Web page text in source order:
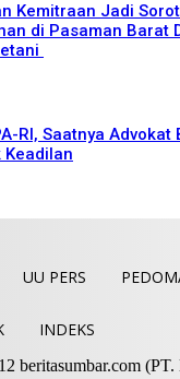
Kemitraan Jadi
di Pasaman Barat
RI, Saatnya Advokat
Keadilan
UU PERS
INDEKS
beritasumbar.com